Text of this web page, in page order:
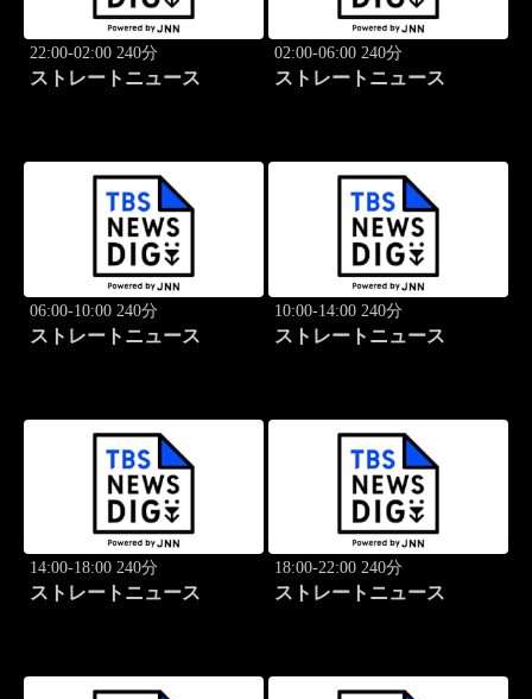
22:00-02:00 240分
ストレートニュース
02:00-06:00 240分
ストレートニュース
06:00-10:00 240分
ストレートニュース
10:00-14:00 240分
ストレートニュース
14:00-18:00 240分
ストレートニュース
18:00-22:00 240分
ストレートニュース